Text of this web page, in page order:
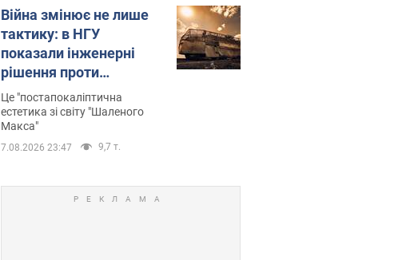
Війна змінює не лише
тактику: в НГУ
показали інженерні
рішення проти
російських FPV-дронів.
Фото
Це "постапокаліптична
естетика зі світу "Шаленого
Макса"
7.08.2026 23:47 9,7 т.